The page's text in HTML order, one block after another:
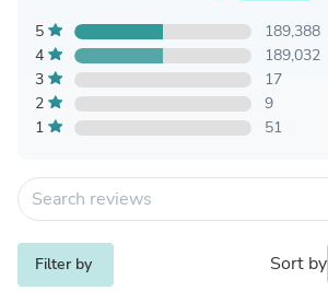
5
189,388
4
189,032
3
17
2
9
1
51
Filter by Sort by